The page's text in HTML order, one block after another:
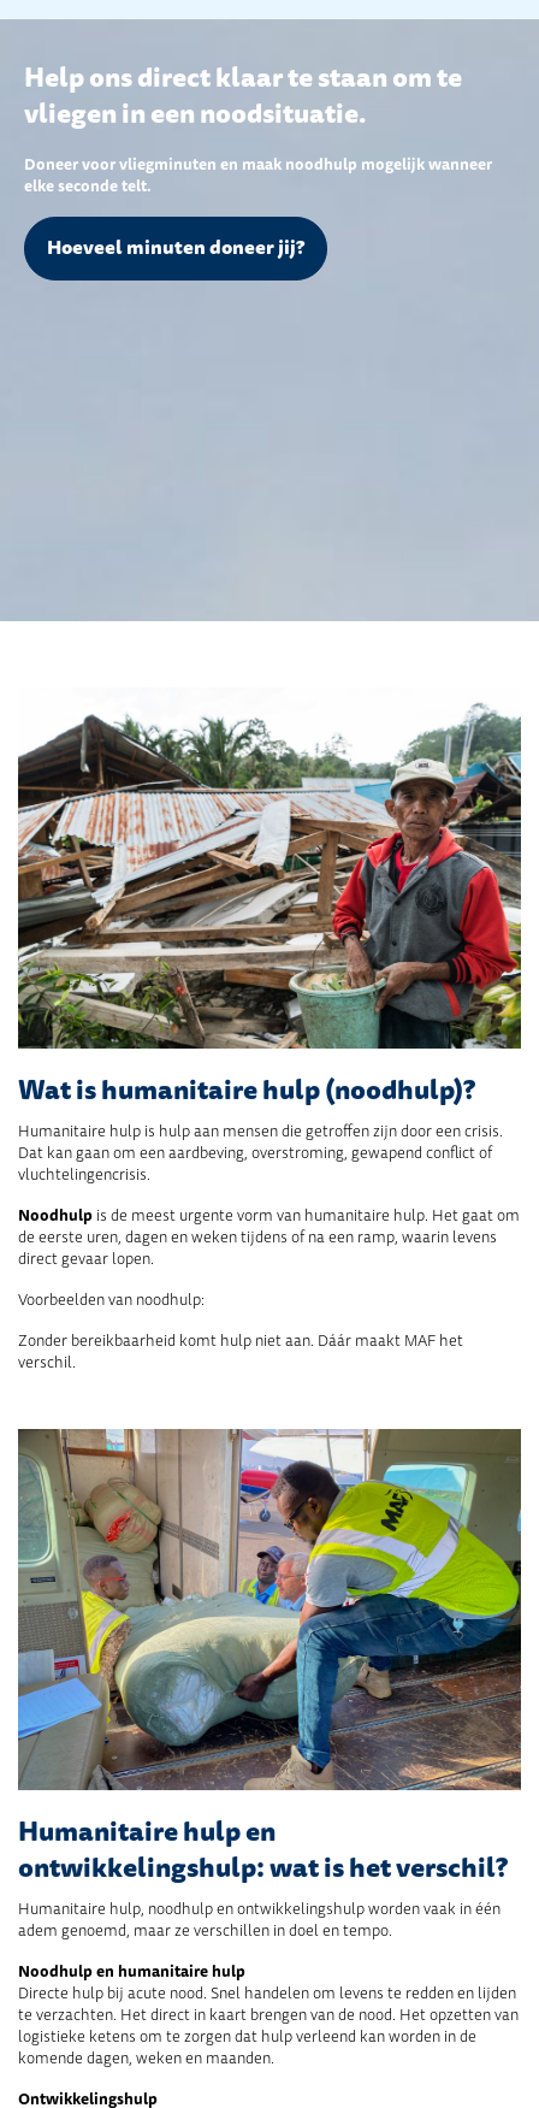
Help ons direct klaar te staan om te
vliegen in een noodsituatie.
Doneer voor vliegminuten en maak noodhulp mogelijk wanneer
elke seconde telt.
Hoeveel minuten doneer jij?
Wat is humanitaire hulp (noodhulp)?
Humanitaire hulp is hulp aan mensen die getroffen zijn door een crisis.
Dat kan gaan om een aardbeving, overstroming, gewapend conflict of
vluchtelingencrisis.
Noodhulp is de meest urgente vorm van humanitaire hulp. Het gaat om
de eerste uren, dagen en weken tijdens of na een ramp, waarin levens
direct gevaar lopen.
Voorbeelden van noodhulp:
Zonder bereikbaarheid komt hulp niet aan. Dáár maakt MAF het
verschil.
Humanitaire hulp en
ontwikkelingshulp: wat is het verschil?
Humanitaire hulp, noodhulp en ontwikkelingshulp worden vaak in één
adem genoemd, maar ze verschillen in doel en tempo.
Noodhulp en humanitaire hulp
Directe hulp bij acute nood. Snel handelen om levens te redden en lijden
te verzachten. Het direct in kaart brengen van de nood. Het opzetten van
logistieke ketens om te zorgen dat hulp verleend kan worden in de
komende dagen, weken en maanden.
Ontwikkelingshulp